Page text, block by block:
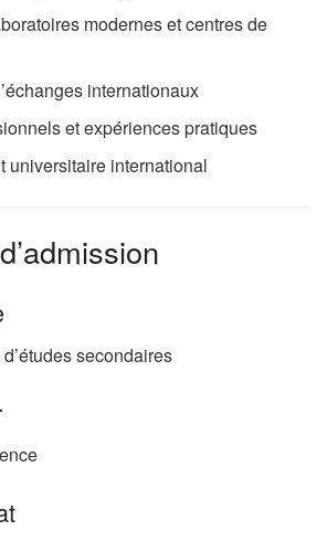
modernes et centres de
internationaux
et expériences pratiques
universitaire international
secondaires